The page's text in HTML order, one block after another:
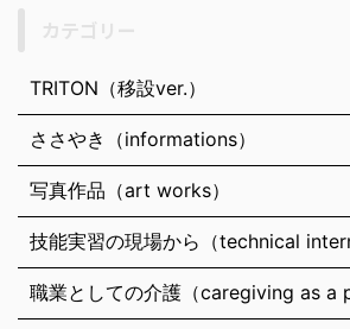
TRITON（移設ver.）
ささやき（informations）
写真作品（art works）
技能実習の現場から（technical
職業としての介護（caregiving as a